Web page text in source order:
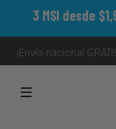
3 MSI desde
¡Envío nacional